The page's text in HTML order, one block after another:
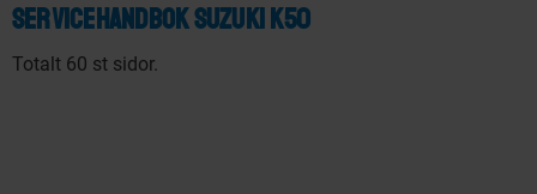
Servicehandbok Suzuki K50
Totalt 60 st sidor.